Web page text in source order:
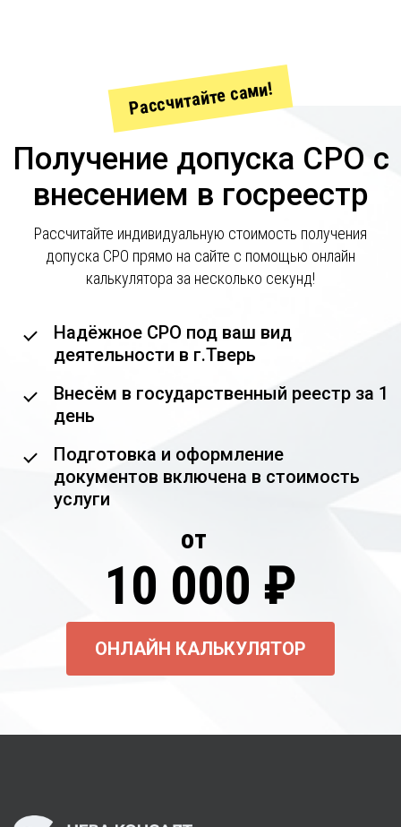
Рассчитайте сами!
Получение допуска СРО с
внесением в госреестр
Рассчитайте индивидуальную стоимость получения
допуска СРО прямо на сайте с помощью онлайн
калькулятора за несколько секунд!
Надёжное СРО под ваш вид
деятельности в г.Тверь
Внесём в государственный реестр за 1
день
Подготовка и оформление
документов включена в стоимость
услуги
от
10 000 ₽
ОНЛАЙН КАЛЬКУЛЯТОР